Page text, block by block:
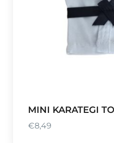
MINI KARATEGI
€8,49